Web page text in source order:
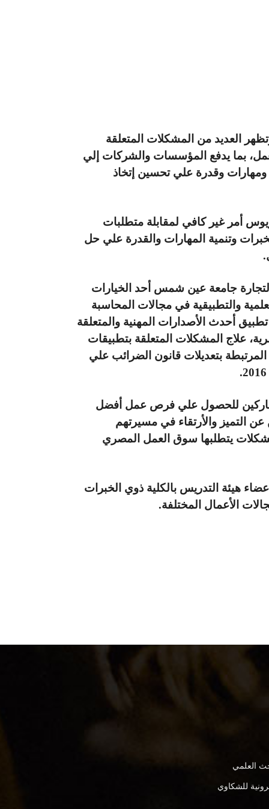
العديد من المشكلات المتعلقة
بما يدفع المؤسسات والشركات إلي
وقدرة علي تحسين إتخاذ
أمر غير كافي لمقابلة متطلبات
وتنمية المهارات والقدرة علي حل
جامعة عين شمس أحد الخيارات
والتطبيقية في مجالات المحاسبة
أحدث الأصدارات المهنية والمتعلقة
علاج المشكلات المتعلقة بتطبيقات
بتعديلات قانون الضرائب علي
للحصول علي فرص عمل أفضل
التميز والأرتقاء في مسيرتهم
يتطلبها سوق العمل المصري
هيئة التدريس بالكلية ذوي الخبرات
الأعمال المختلفة.
العلمي
للشكاوي